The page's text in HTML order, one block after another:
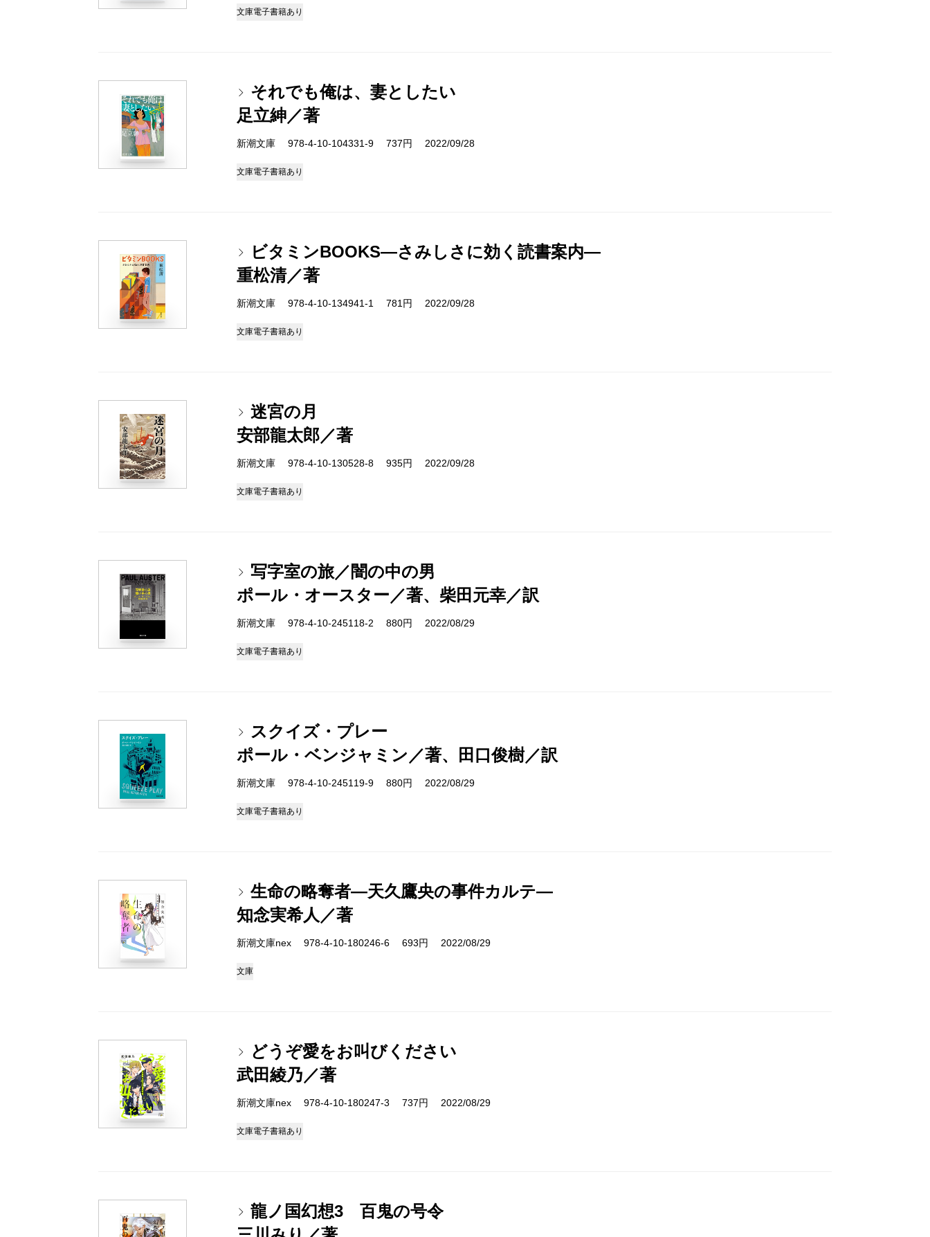
文庫電子書籍あり
それでも俺は、妻としたい
足立紳／著
新潮文庫 978-4-10-104331-9 737円 2022/09/28
文庫電子書籍あり
ビタミンBOOKS―さみしさに効く読書案内―
重松清／著
新潮文庫 978-4-10-134941-1 781円 2022/09/28
文庫電子書籍あり
迷宮の月
安部龍太郎／著
新潮文庫 978-4-10-130528-8 935円 2022/09/28
文庫電子書籍あり
写字室の旅／闇の中の男
ポール・オースター／著、柴田元幸／訳
新潮文庫 978-4-10-245118-2 880円 2022/08/29
文庫電子書籍あり
スクイズ・プレー
ポール・ベンジャミン／著、田口俊樹／訳
新潮文庫 978-4-10-245119-9 880円 2022/08/29
文庫電子書籍あり
生命の略奪者―天久鷹央の事件カルテ―
知念実希人／著
新潮文庫nex 978-4-10-180246-6 693円 2022/08/29
文庫
どうぞ愛をお叫びください
武田綾乃／著
新潮文庫nex 978-4-10-180247-3 737円 2022/08/29
文庫電子書籍あり
龍ノ国幻想3 百鬼の号令